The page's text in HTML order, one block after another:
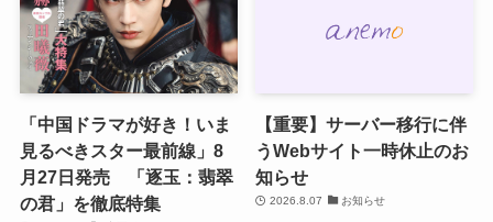
「中国ドラマが好き！いま
見るべきスター最前線」8
月27日発売 「逐玉：翡翠
の君」を徹底特集
【重要】サーバー移行に伴
うWebサイト一時休止のお
知らせ
2026.8.07 お知らせ